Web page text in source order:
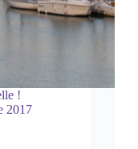
!
2017